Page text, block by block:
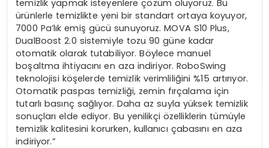
temizlik yapmak isteyenlere çözüm oluyoruz. Bu
ürünlerle temizlikte yeni bir standart ortaya koyuyor,
7000 Pa’lık emiş gücü sunuyoruz. MOVA S10 Plus,
DualBoost 2.0 sistemiyle tozu 90 güne kadar
otomatik olarak tutabiliyor. Böylece manuel
boşaltma ihtiyacını en aza indiriyor. RoboSwing
teknolojisi köşelerde temizlik verimliliğini %15 artırıyor.
Otomatik paspas temizliği, zemin fırçalama için
tutarlı basınç sağlıyor. Daha az suyla yüksek temizlik
sonuçları elde ediyor. Bu yenilikçi özelliklerin tümüyle
temizlik kalitesini korurken, kullanıcı çabasını en aza
indiriyor.”